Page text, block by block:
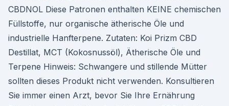
CBDNOL Diese Patronen enthalten KEINE chemischen
Füllstoffe, nur organische ätherische Öle und
industrielle Hanfterpene. Zutaten: Koi Prizm CBD
Destillat, MCT (Kokosnussöl), Ätherische Öle und
Terpene Hinweis: Schwangere und stillende Mütter
sollten dieses Produkt nicht verwenden. Konsultieren
Sie immer einen Arzt, bevor Sie Ihre Ernährung